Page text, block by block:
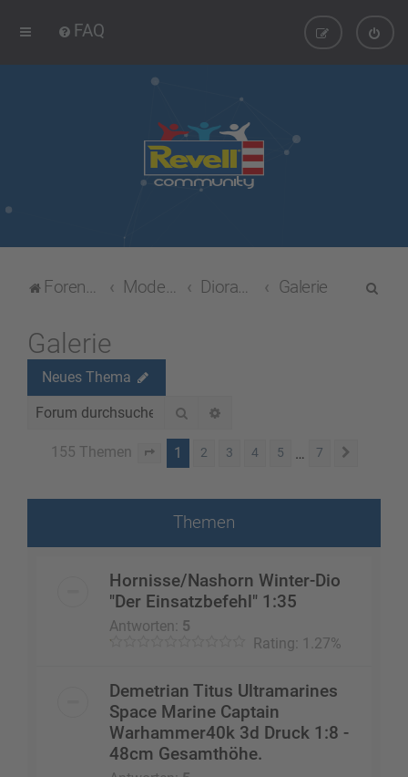
FAQ
Foren-Übersicht Modellbau-Forum Dioramen & Figuren Galerie
Galerie
Neues Thema
Suche
155 Themen Seite von 7
1 2 3 4 5 … 7
Themen
Hornisse/Nashorn Winter-Dio
"Der Einsatzbefehl" 1:35
Antworten: 5
Rating: 1.27%
Demetrian Titus Ultramarines
Space Marine Captain
Warhammer40k 3d Druck 1:8 -
48cm Gesamthöhe.